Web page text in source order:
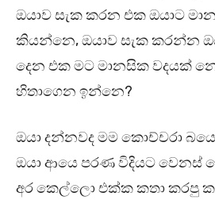
ඔයාව සැක කරන එක ඔයාට
කියන්නෙ, ඔයාව සැක කරන්න
දෙන එක මට මානසික වදයක්
හිතාගෙන ඉන්නෙ?
ඔයා දන්නවද මම කොච්චරා
ඔයා ආයෙ පරණ විදියට වෙනස්
අර කෙල්ලො එක්ක කතා කරපු